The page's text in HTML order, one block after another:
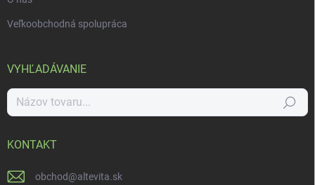
Veľkoobchodná spolupráca
VYHĽADÁVANIE
Hľadať
KONTAKT
obchod@altevita.sk